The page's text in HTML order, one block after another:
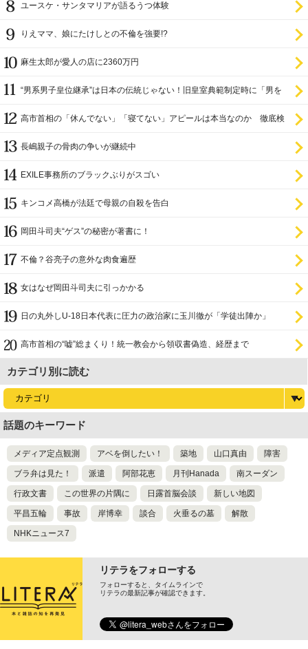
ユースケ・サンタマリアが語るうつ体験
りえママ、娘にたけしとの不倫を強要!?
麻生太郎が愛人の店に2360万円
“男系男子皇位継承”は日本の伝統じゃない！旧皇室典範制定時に「男を
高市首相の「休んでない」「寝てない」アピールは本当なのか 徹底検
長嶋親子の骨肉の争いが継続中
EXILE事務所のブラックぶりがスゴい
キンコメ高橋が法廷で母親の自殺を告白
岡田斗司夫“ゲス”の秘密が著書に！
不倫？谷亮子の意外な肉食遍歴
女はなぜ岡田斗司夫に引っかかる
日の丸外しU-18日本代表に圧力の政治家に玉川徹が「学徒出陣か」
高市首相の“嘘”総まくり！統一教会から領収書偽造、経歴まで
カテゴリ別に読む
話題のキーワード
メディア定点観測 アベを倒したい！ 築地 山口真由 障害
ブラ弁は見た！ 派遣 阿部花恵 月刊Hanada 南スーダン
行政文書 この世界の片隅に 日露首脳会談 新しい地図
平昌五輪 事故 岸博幸 談合 火垂るの墓 解散
NHKニュース7
リテラをフォローする
フォローすると、タイムラインで
リテラの最新記事が確認できます。